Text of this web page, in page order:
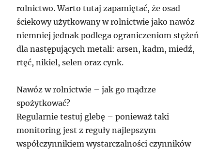
rolnictwo. Warto tutaj zapamiętać, że osad
ściekowy użytkowany w rolnictwie jako nawóz
niemniej jednak podlega ograniczeniom stężeń
dla następujących metali: arsen, kadm, miedź,
rtęć, nikiel, selen oraz cynk.
Nawóz w rolnictwie – jak go mądrze
spożytkować?
Regularnie testuj glebę – ponieważ taki
monitoring jest z reguły najlepszym
współczynnikiem wystarczalności czynników